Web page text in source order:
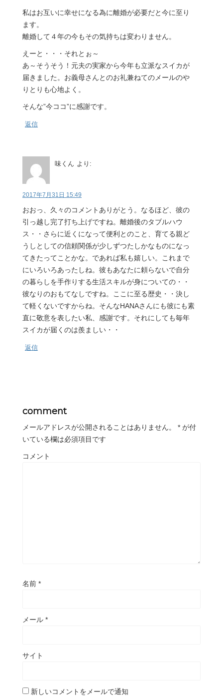
私はお互いに幸せになる為に離婚が必要だと今に至り
ます。
離婚して４年の今もその気持ちは変わりません。
えーと・・・それとぉ～
あ～そうそう！元夫の実家から今年も立派なスイカが
届きました。お義母さんとのお礼兼ねてのメールのや
りとりも心地よく。
そんな”今ココ”に感謝です。
返信
味くん より:
2017年7月31日 15:49
おおっ、久々のコメントありがとう。なるほど、彼の
引っ越し完了打ち上げですね。離婚後のタブルハウ
ス・・さらに近くになって便利とのこと、育てる親ど
うしとしての信頼関係が少しずつたしかなものになっ
てきたってことかな。であれば私も嬉しい。これまで
にいろいろあったしね。彼もあなたに頼らないで自分
の暮らしを手作りする生活スキルが身についての・・
彼なりのおもてなしですね。ここに至る歴史・・決し
て軽くないですからね。そんなHANAさんにも彼にも素
直に敬意を表したい私、感謝です。それにしても毎年
スイカが届くのは羨ましい・・
返信
comment
メールアドレスが公開されることはありません。 * が付
いている欄は必須項目です
コメント
名前 *
メール *
サイト
新しいコメントをメールで通知